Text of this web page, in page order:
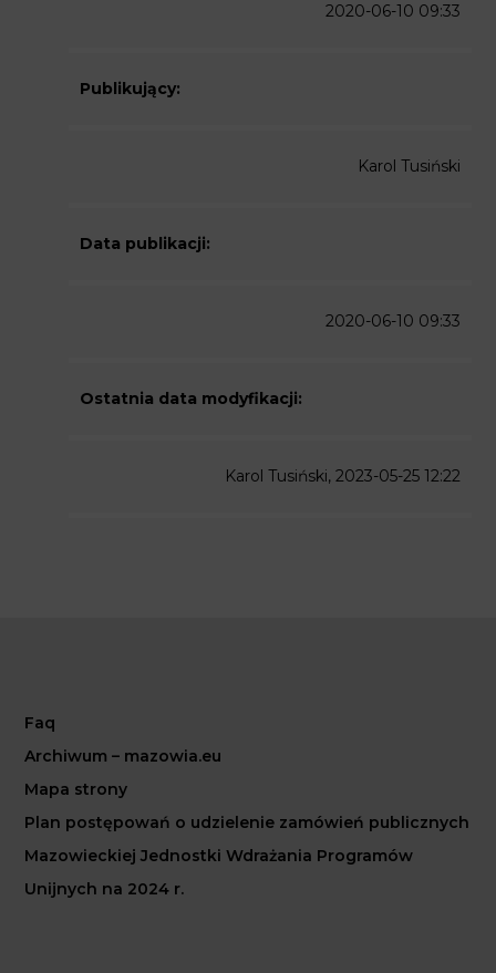
2020-06-10 09:33
Publikujący:
Karol Tusiński
Data publikacji:
2020-06-10 09:33
Ostatnia data modyfikacji:
Karol Tusiński, 2023-05-25 12:22
Faq
Archiwum – mazowia.eu
Mapa strony
Plan postępowań o udzielenie zamówień publicznych
Mazowieckiej Jednostki Wdrażania Programów
Unijnych na 2024 r.